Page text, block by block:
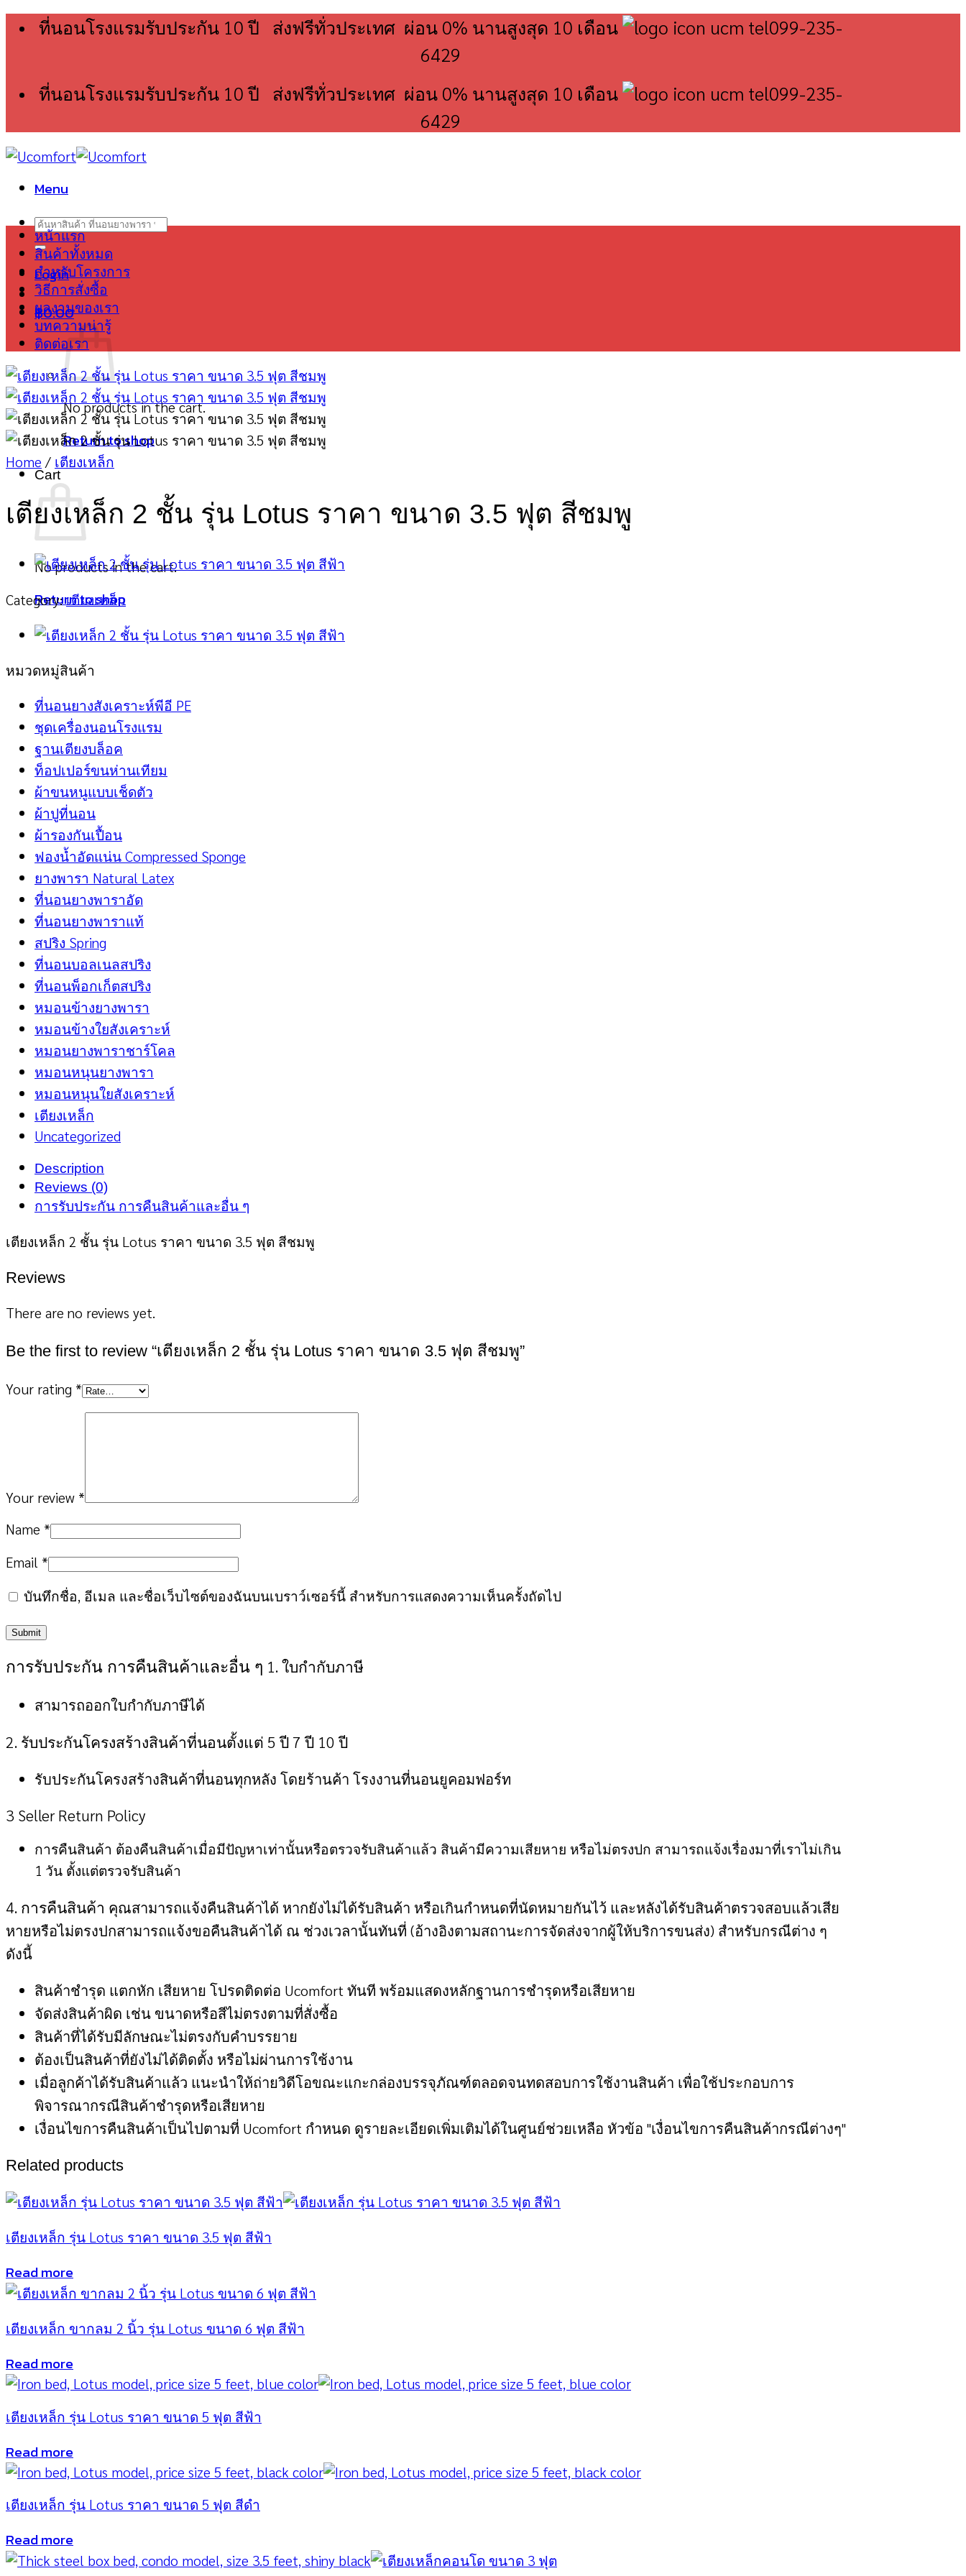
Skip
ที่นอนโรงแรมรับประกัน 10 ปี ส่งฟรีทั่วประเทศ ผ่อน 0% นานสูงสุด 10 เดือน
099-235-
6429
ที่นอนโรงแรมรับประกัน 10 ปี ส่งฟรีทั่วประเทศ ผ่อน 0% นานสูงสุด 10 เดือน
099-235-
6429
Menu
Search
for:
Login
฿0.00
No products in the cart.
Return to shop
Cart
No products in the cart.
Return to shop
หน้าแรก
สินค้าทั้งหมด
สำหรับโครงการ
วิธีการสั่งซื้อ
ผลงานของเรา
บทความน่ารู้
ติดต่อเรา
Home / เตียงเหล็ก
เตียงเหล็ก 2 ชั้น รุ่น Lotus ราคา ขนาด 3.5 ฟุต สีชมพู
Category:เตียงเหล็ก
หมวดหมู่สินค้า
ที่นอนยางสังเคราะห์พีอี PE
ชุดเครื่องนอนโรงแรม
ฐานเตียงบล็อค
ท็อปเปอร์ขนห่านเทียม
ผ้าขนหนูแบบเช็ดตัว
ผ้าปูที่นอน
ผ้ารองกันเปื้อน
ฟองน้ำอัดแน่น Compressed Sponge
ยางพารา Natural Latex
ที่นอนยางพาราอัด
ที่นอนยางพาราแท้
สปริง Spring
ที่นอนบอลเนลสปริง
ที่นอนพ็อกเก็ตสปริง
หมอนข้างยางพารา
หมอนข้างใยสังเคราะห์
หมอนยางพาราชาร์โคล
หมอนหนุนยางพารา
หมอนหนุนใยสังเคราะห์
เตียงเหล็ก
Uncategorized
Description
Reviews (0)
การรับประกัน การคืนสินค้าและอื่น ๆ
เตียงเหล็ก 2 ชั้น รุ่น Lotus ราคา ขนาด 3.5 ฟุต สีชมพู
Reviews
There are no reviews yet.
Be the first to review “เตียงเหล็ก 2 ชั้น รุ่น Lotus ราคา ขนาด 3.5 ฟุต สีชมพู”
Your rating *
Your review *
Name *
Email *
บันทึกชื่อ, อีเมล และชื่อเว็บไซต์ของฉันบนเบราว์เซอร์นี้ สำหรับการแสดงความเห็นครั้งถัดไป
การรับประกัน การคืนสินค้าและอื่น ๆ 1. ใบกำกับภาษี
สามารถออกใบกำกับภาษีได้
2. รับประกันโครงสร้างสินค้าที่นอนตั้งแต่ 5 ปี 7 ปี 10 ปี
รับประกันโครงสร้างสินค้าที่นอนทุกหลัง โดยร้านค้า โรงงานที่นอนยูคอมฟอร์ท
3 Seller Return Policy
การคืนสินค้า ต้องคืนสินค้าเมื่อมีปัญหาเท่านั้นหรือตรวจรับสินค้าแล้ว สินค้ามีความเสียหาย หรือไม่ตรงปก สามารถแจ้งเรื่องมาที่เราไม่เกิน
1 วัน ตั้งแต่ตรวจรับสินค้า
4. การคืนสินค้า คุณสามารถแจ้งคืนสินค้าได้ หากยังไม่ได้รับสินค้า หรือเกินกำหนดที่นัดหมายกันไว้ และหลังได้รับสินค้าตรวจสอบแล้วเสีย
หายหรือไม่ตรงปกสามารถแจ้งขอคืนสินค้าได้ ณ ช่วงเวลานั้นทันที่ (อ้างอิงตามสถานะการจัดส่งจากผู้ให้บริการขนส่ง) สำหรับกรณีต่าง ๆ
ดังนี้
สินค้าชำรุด แตกหัก เสียหาย โปรดติดต่อ Ucomfort ทันที พร้อมแสดงหลักฐานการชํารุดหรือเสียหาย
จัดส่งสินค้าผิด เช่น ขนาดหรือสีไม่ตรงตามที่สั่งซื้อ
สินค้าที่ได้รับมีลักษณะไม่ตรงกับคำบรรยาย
ต้องเป็นสินค้าที่ยังไม่ได้ติดตั้ง หรือไม่ผ่านการใช้งาน
เมื่อลูกค้าได้รับสินค้าแล้ว แนะนำให้ถ่ายวิดีโอขณะแกะกล่องบรรจุภัณฑ์ตลอดจนทดสอบการใช้งานสินค้า เพื่อใช้ประกอบการ
พิจารณากรณีสินค้าชำรุดหรือเสียหาย
เงื่อนไขการคืนสินค้าเป็นไปตามที่ Ucomfort กำหนด ดูรายละเอียดเพิ่มเติมได้ในศูนย์ช่วยเหลือ หัวข้อ "เงื่อนไขการคืนสินค้ากรณีต่างๆ"
Related products
เตียงเหล็ก รุ่น Lotus ราคา ขนาด 3.5 ฟุต สีฟ้า
Read more
เตียงเหล็ก ขากลม 2 นิ้ว รุ่น Lotus ขนาด 6 ฟุต สีฟ้า
Read more
เตียงเหล็ก รุ่น Lotus ราคา ขนาด 5 ฟุต สีฟ้า
Read more
เตียงเหล็ก รุ่น Lotus ราคา ขนาด 5 ฟุต สีดำ
Read more